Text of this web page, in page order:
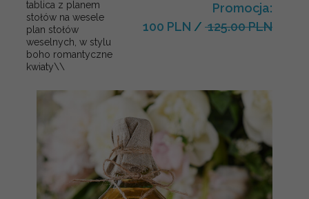
tablica z planem
stołów na wesele
plan stołów
weselnych, w stylu
boho romantyczne
kwiaty\\
Promocja:
100 PLN / 125.00 PLN